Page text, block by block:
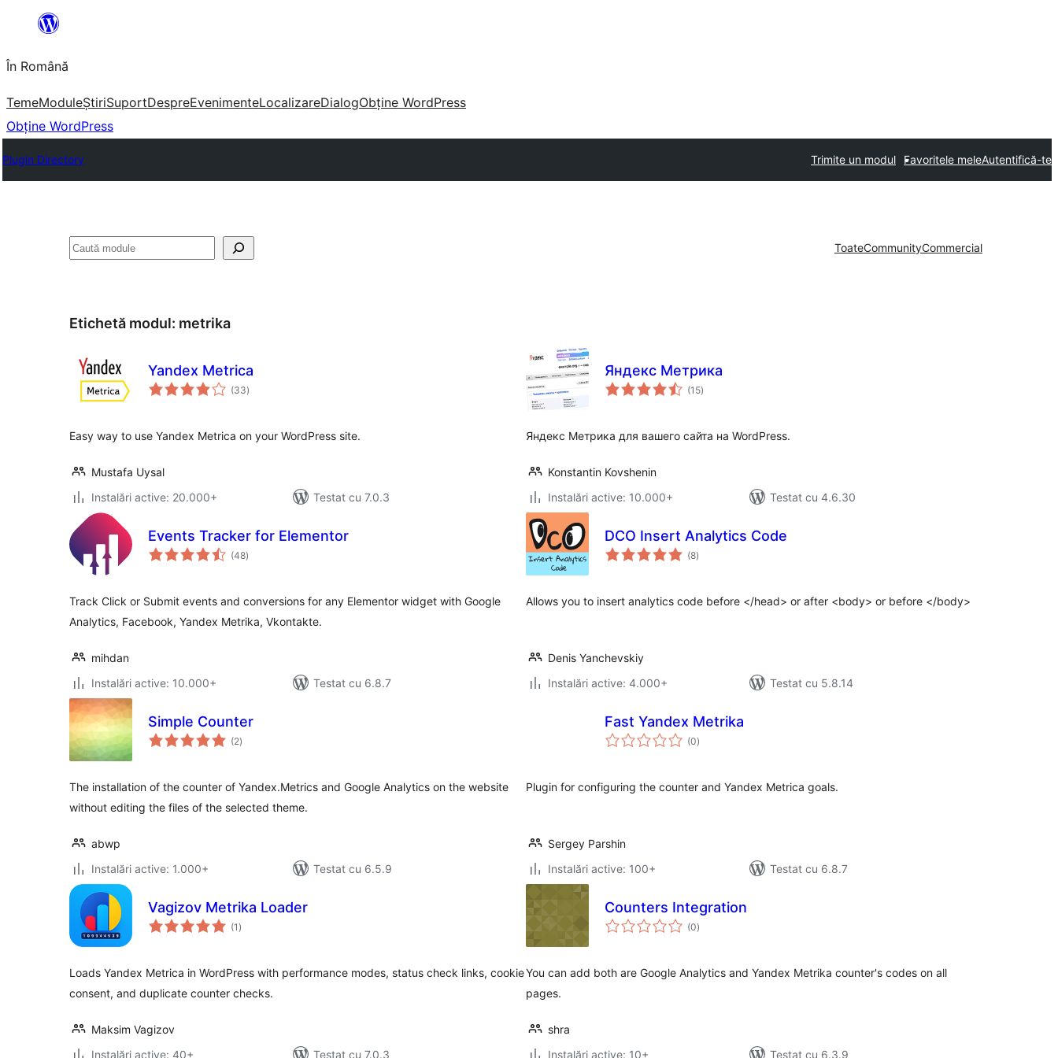
conținut
În Română
TemeModuleȘtiriSuportDespreEvenimenteLocalizareDialogObține WordPress
Obține WordPress
Plugin Directory Trimite un modul Favoritele meleAutentifică-te
Caută ToateCommunityCommercial
Etichetă modul: metrika
Yandex Metrica
(33total
aprecieri
)
Easy way to use Yandex Metrica on your WordPress site.
Mustafa Uysal
Instalări active: 20.000+
Testat cu 7.0.3
Яндекс Метрика
(15total
aprecieri
)
Яндекс Метрика для вашего сайта на WordPress.
Konstantin Kovshenin
Instalări active: 10.000+
Testat cu 4.6.30
Events Tracker for Elementor
(48total
aprecieri
)
Track Click or Submit events and conversions for any Elementor widget with Google
Analytics, Facebook, Yandex Metrika, Vkontakte.
mihdan
Instalări active: 10.000+
Testat cu 6.8.7
DCO Insert Analytics Code
(8total
aprecieri
)
Allows you to insert analytics code before </head> or after <body> or before </body>
Denis Yanchevskiy
Instalări active: 4.000+
Testat cu 5.8.14
Simple Counter
(2total
aprecieri
)
The installation of the counter of Yandex.Metrics and Google Analytics on the website
without editing the files of the selected theme.
abwp
Instalări active: 1.000+
Testat cu 6.5.9
Fast Yandex Metrika
(0total
aprecieri
)
Plugin for configuring the counter and Yandex Metrica goals.
Sergey Parshin
Instalări active: 100+
Testat cu 6.8.7
Vagizov Metrika Loader
(1 total
aprecieri
)
Loads Yandex Metrica in WordPress with performance modes, status check links, cookie
consent, and duplicate counter checks.
Maksim Vagizov
Instalări active: 40+
Testat cu 7.0.3
Counters Integration
(0total
aprecieri
)
You can add both are Google Analytics and Yandex Metrika counter's codes on all
pages.
shra
Instalări active: 10+
Testat cu 6.3.9